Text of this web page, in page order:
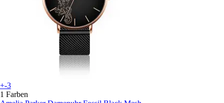
+-3
1 Farben